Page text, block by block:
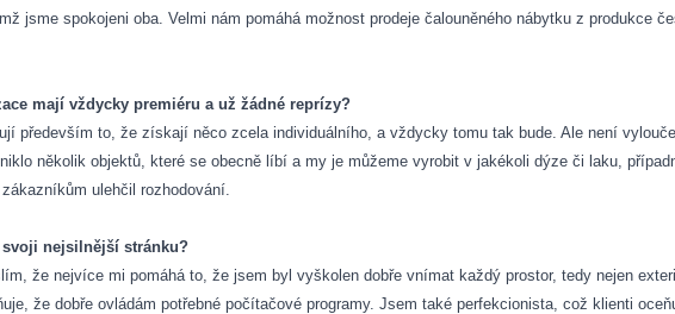
jsme spokojeni oba. Velmi nám pomáhá možnost prodeje čalouněného nábytku z produkce
mají vždycky premiéru a už žádné reprízy?
především to, že získají něco zcela individuálního, a vždycky tomu tak bude. Ale není
několik objektů, které se obecně líbí a my je můžeme vyrobit v jakékoli dýze či laku,
ulehčil rozhodování.
svoji nejsilnější stránku?
že nejvíce mi pomáhá to, že jsem byl vyškolen dobře vnímat každý prostor, tedy nejen
že dobře ovládám potřebné počítačové programy. Jsem také perfekcionista, což klienti